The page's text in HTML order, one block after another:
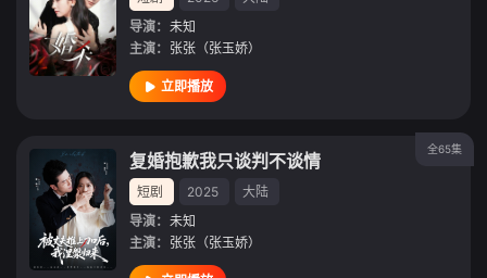
导演： 未知
主演： 张张（张玉娇）
立即播放
全65集
复婚抱歉我只谈判不谈情
短剧 2025
大陆
导演： 未知
主演： 张张（张玉娇）